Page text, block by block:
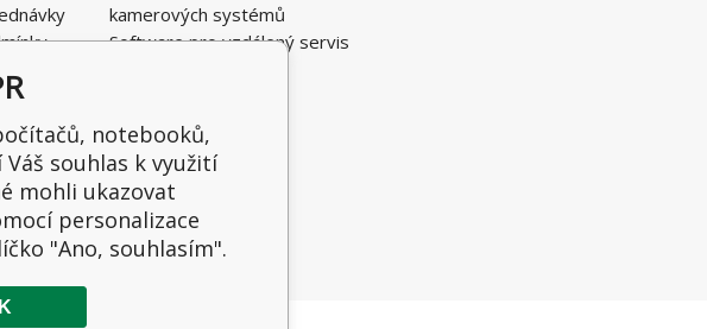
kamerových systémů
Software pro vzdálený servis
notebooků,
souhlas k využití
mohli ukazovat
personalizace
"Ano, souhlasím".